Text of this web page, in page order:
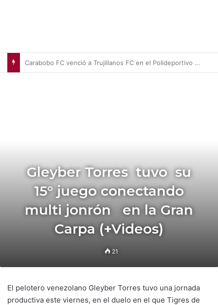
Wilyer Abreu brindó una exhibición de fuerza y Medias Rojas apaleó a Medias Blancas (+Video)
Gleyber Torres tuvo su
15° juego conectando
multi jonrón en la Gran
Carpa (+Videos)
21
El pelotero venezolano Gleyber Torres tuvo una jornada
productiva este viernes, en el duelo en el que Tigres de